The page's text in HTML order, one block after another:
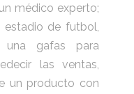
médico experto;
de futbol,
una gafas para
las ventas,
un producto con